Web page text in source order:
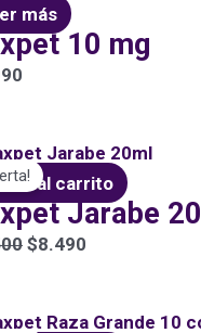
más
10 mg
al carrito
Jarabe
El
precio
original
era:
$8.490
El
precio
actual
El
El